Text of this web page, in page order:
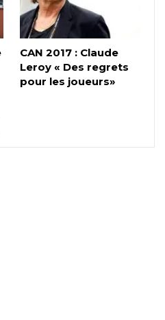
CAN 2017 : Claude
Leroy « Des regrets
pour les joueurs»